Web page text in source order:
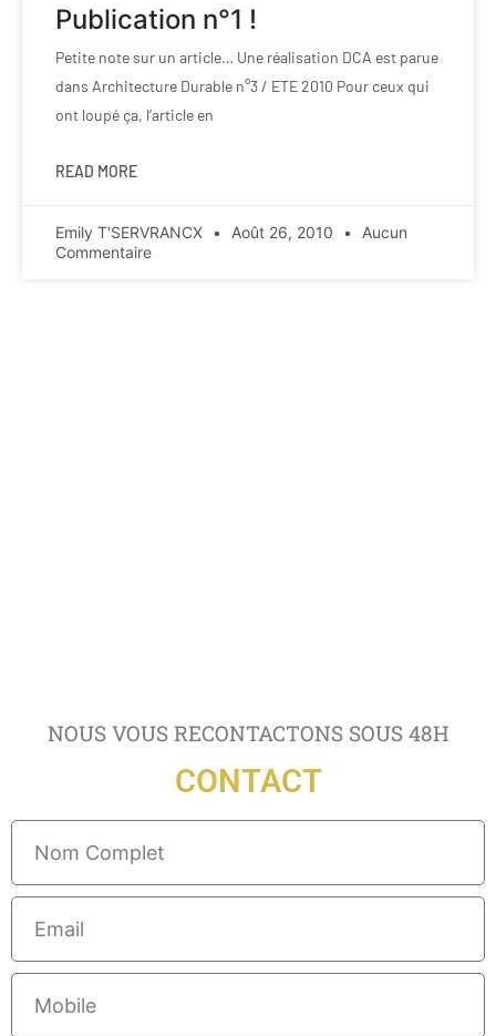
Publication n°1 !
Petite note sur un article… Une réalisation DCA est parue
dans Architecture Durable n°3 / ETE 2010 Pour ceux qui
ont loupé ça, l’article en
READ MORE
Emily T'SERVRANCX Août 26, 2010
Aucun
Commentaire
NOUS VOUS RECONTACTONS SOUS 48H
CONTACT